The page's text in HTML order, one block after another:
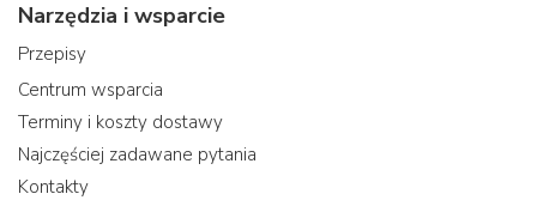
Narzędzia i wsparcie
Przepisy
Centrum wsparcia
Terminy i koszty dostawy
Najczęściej zadawane pytania
Kontakty